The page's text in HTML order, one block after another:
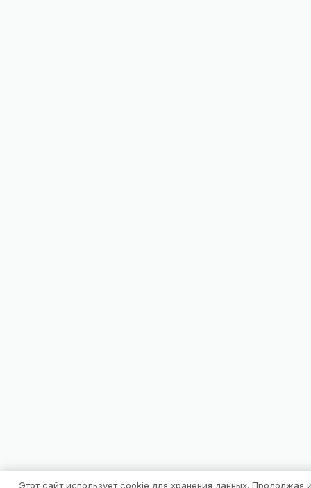
Этот сайт использует cookie для хранения данных.